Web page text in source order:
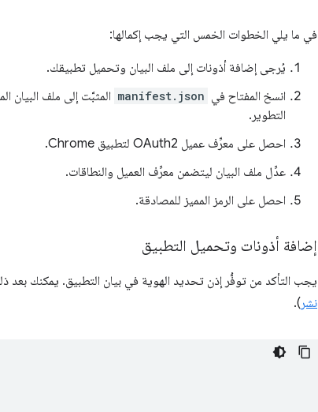
في ما يلي الخطوات الخمس التي يجب إكمالها:
يُرجى إضافة أذونات إلى ملف البيان وتحميل تطبيقك.
انسخ المفتاح في manifest.json المثبَّت إلى ملف البيان
التطوير.
احصل على معرِّف عميل OAuth2 لتطبيق Chrome.
عدِّل ملف البيان ليتضمن معرِّف العميل والنطاقات.
احصل على الرمز المميز للمصادقة.
إضافة أذونات وتحميل التطبيق
يجب التأكد من توفُّر إذن تحديد الهوية في بيان التطبيق. يمكنك
نشر ).